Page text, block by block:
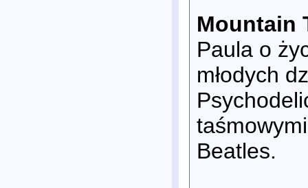
Mountain
Paula o
młodych
Beatles.